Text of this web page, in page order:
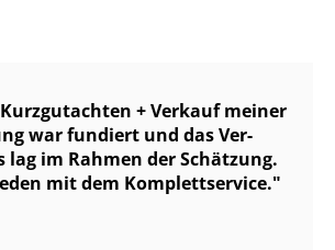
+ Verkauf meiner
war fundiert und das Ver­
lag im Rahmen der Schätzung.
mit dem Komplettservice.